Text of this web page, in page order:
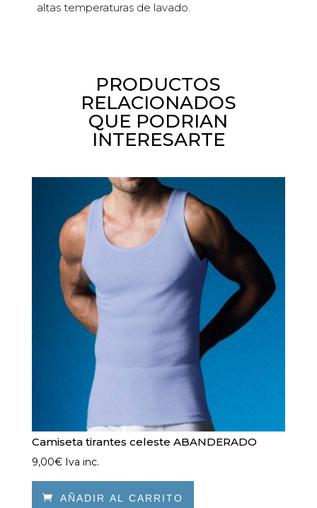
altas temperaturas de lavado.
PRODUCTOS
RELACIONADOS
QUE PODRIAN
INTERESARTE
Camiseta tirantes celeste ABANDERADO
9,00€ Iva inc.
 AÑADIR AL CARRITO